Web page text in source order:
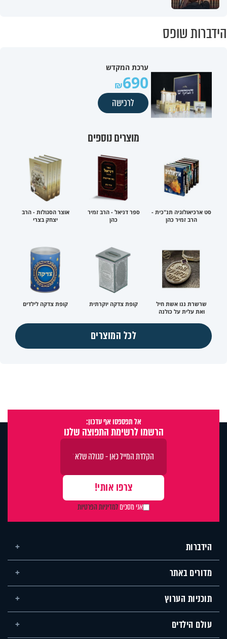
הידברות שופס
ערכת המקדש
690
לרכישה
מוצרים נוספים
סט ארכיאולוגיה תנ"כית -
הרב זמיר כהן
ספר דניאל - הרב זמיר
כהן
אוצר הסגולות - הרב
יצחק בצרי
שרשרת ננו אשת חיל
ואת עלית על כולנה
קופת צדקה יוקרתית קופת צדקה לילדים
לכל המוצרים
אל תפספסו אף עדכון:
הרשמו לרשימת התפוצה שלנו
אני מסכיםלמדיניות הפרטיות
הידברות
מדורים באתר
תוכניות הערוץ
עולם הילדים